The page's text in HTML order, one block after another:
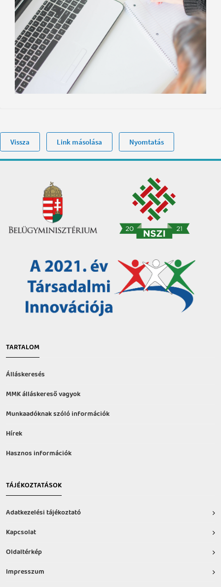
Vissza Link másolása Nyomtatás
TARTALOM
Álláskeresés
MMK álláskereső vagyok
Munkaadóknak szóló információk
Hírek
Hasznos információk
TÁJÉKOZTATÁSOK
Adatkezelési tájékoztató
Kapcsolat
Oldaltérkép
Impresszum